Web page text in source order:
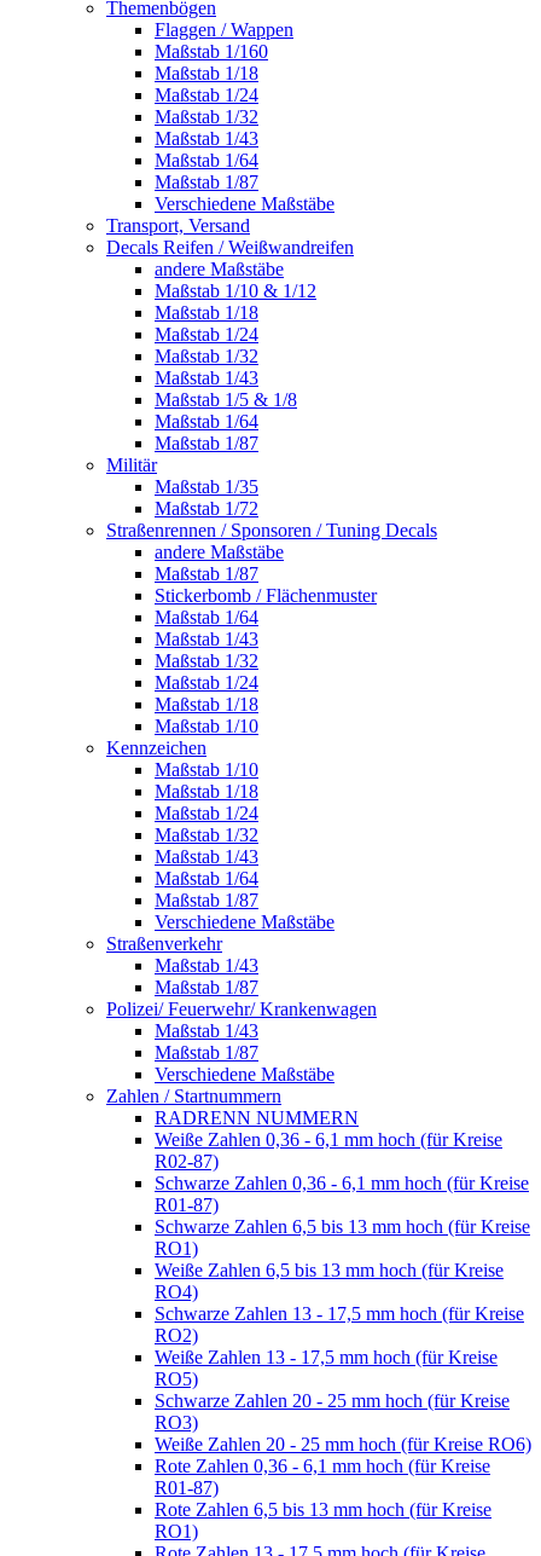
Themenbögen
Flaggen / Wappen
Maßstab 1/160
Maßstab 1/18
Maßstab 1/24
Maßstab 1/32
Maßstab 1/43
Maßstab 1/64
Maßstab 1/87
Verschiedene Maßstäbe
Transport, Versand
Decals Reifen / Weißwandreifen
andere Maßstäbe
Maßstab 1/10 & 1/12
Maßstab 1/18
Maßstab 1/24
Maßstab 1/32
Maßstab 1/43
Maßstab 1/5 & 1/8
Maßstab 1/64
Maßstab 1/87
Militär
Maßstab 1/35
Maßstab 1/72
Straßenrennen / Sponsoren / Tuning Decals
andere Maßstäbe
Maßstab 1/87
Stickerbomb / Flächenmuster
Maßstab 1/64
Maßstab 1/43
Maßstab 1/32
Maßstab 1/24
Maßstab 1/18
Maßstab 1/10
Kennzeichen
Maßstab 1/10
Maßstab 1/18
Maßstab 1/24
Maßstab 1/32
Maßstab 1/43
Maßstab 1/64
Maßstab 1/87
Verschiedene Maßstäbe
Straßenverkehr
Maßstab 1/43
Maßstab 1/87
Polizei/ Feuerwehr/ Krankenwagen
Maßstab 1/43
Maßstab 1/87
Verschiedene Maßstäbe
Zahlen / Startnummern
RADRENN NUMMERN
Weiße Zahlen 0,36 - 6,1 mm hoch (für Kreise
R02-87)
Schwarze Zahlen 0,36 - 6,1 mm hoch (für Kreise
R01-87)
Schwarze Zahlen 6,5 bis 13 mm hoch (für Kreise
RO1)
Weiße Zahlen 6,5 bis 13 mm hoch (für Kreise
RO4)
Schwarze Zahlen 13 - 17,5 mm hoch (für Kreise
RO2)
Weiße Zahlen 13 - 17,5 mm hoch (für Kreise
RO5)
Schwarze Zahlen 20 - 25 mm hoch (für Kreise
RO3)
Weiße Zahlen 20 - 25 mm hoch (für Kreise RO6)
Rote Zahlen 0,36 - 6,1 mm hoch (für Kreise
R01-87)
Rote Zahlen 6,5 bis 13 mm hoch (für Kreise
RO1)